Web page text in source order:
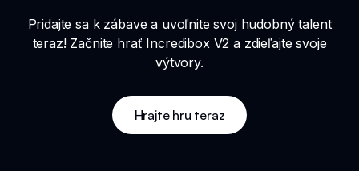
Pridajte sa k zábave a uvoľnite svoj hudobný talent
teraz! Začnite hrať Incredibox V2 a zdieľajte svoje
výtvory.
Hrajte hru teraz